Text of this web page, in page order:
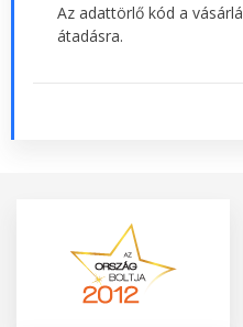
Az adattörlő kód a
átadásra.